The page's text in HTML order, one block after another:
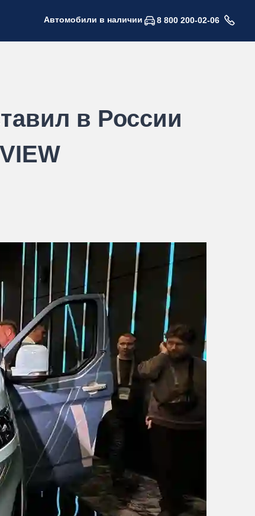
Автомобили в наличии 8 800 200-02-06
в России